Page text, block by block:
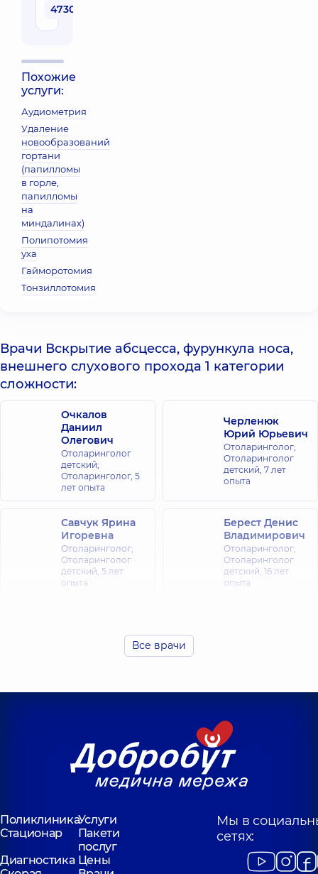
4730 грн
Похожие
услуги:
Аудиометрия
Удаление
новообразований
гортани
(папилломы
в горле,
папилломы
на
миндалинах)
Полипотомия
уха
Гайморотомия
Тонзиллотомия
Врачи Вскрытие абсцесса, фурункула носа,
внешнего слухового прохода 1 категории
сложности:
Очкалов
Даниил
Олегович
Отоларинголог
детский;
Отоларинголог, 5
лет опыта
Черленюк
Юрий Юрьевич
Отоларинголог;
Отоларинголог
детский, 7 лет
опыта
Савчук Ярина
Игоревна
Отоларинголог;
Отоларинголог
детский, 5 лет
опыта
Берест Денис
Владимирович
Отоларинголог;
Отоларинголог
детский, 16 лет
опыта
Владимирович
Отоларинголог;
опыта
лет опыта
Петрович
Отоларинголог;
Отоларинголог
детский,7 лет
Елизаров
Вадим
Валентинович
Хирург; Хирург
проктолог,
Згортюк
Антонина
Руслановна
Клячковский
Николаевич
Все врачи
ПоликлиникаУслуги
Стационар
Пакети
послуг
Диагностика Цены
Мы в
сетях: